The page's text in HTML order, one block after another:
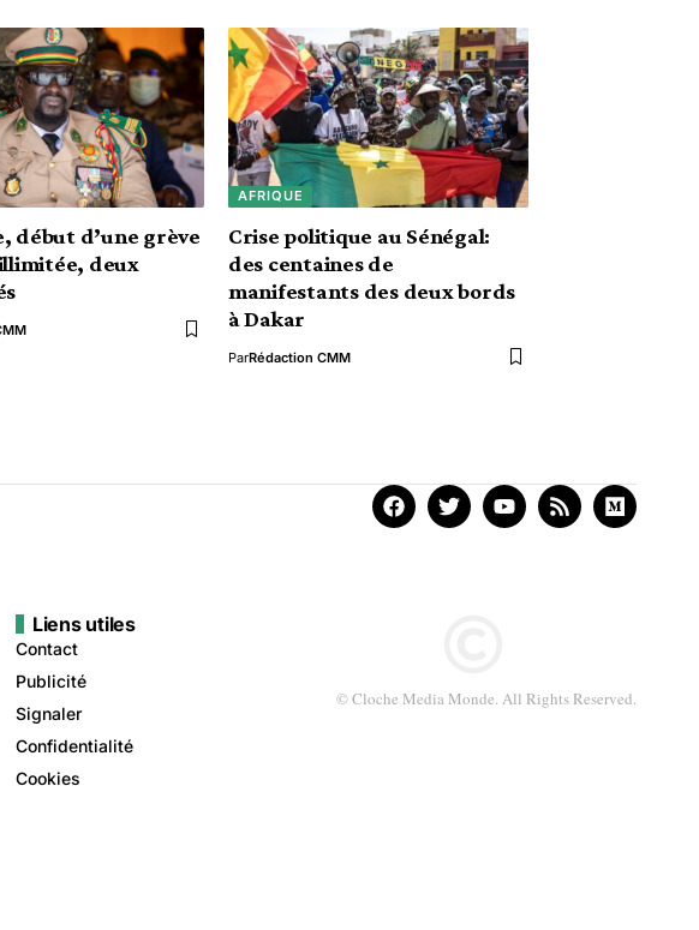
début d’une grève
deux
AFRIQUE
Crise politique au Sénégal:
des centaines de
manifestants des deux bords
à Dakar
ParRédaction CMM
Liens utiles
Contact
Publicité
Signaler
Confidentialité
Cookies
© Cloche Media Monde. All Rights Reserved.